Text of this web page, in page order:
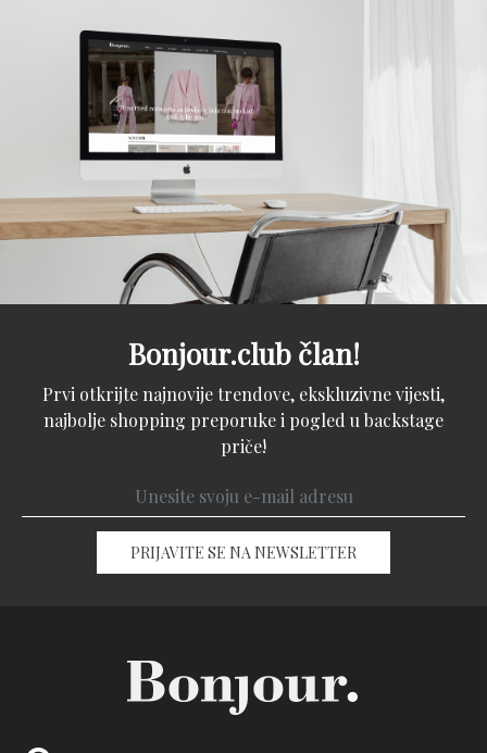
Bonjour.club član!
Prvi otkrijte najnovije trendove, ekskluzivne vijesti,
najbolje shopping preporuke i pogled u backstage
priče!
PRIJAVITE SE NA NEWSLETTER